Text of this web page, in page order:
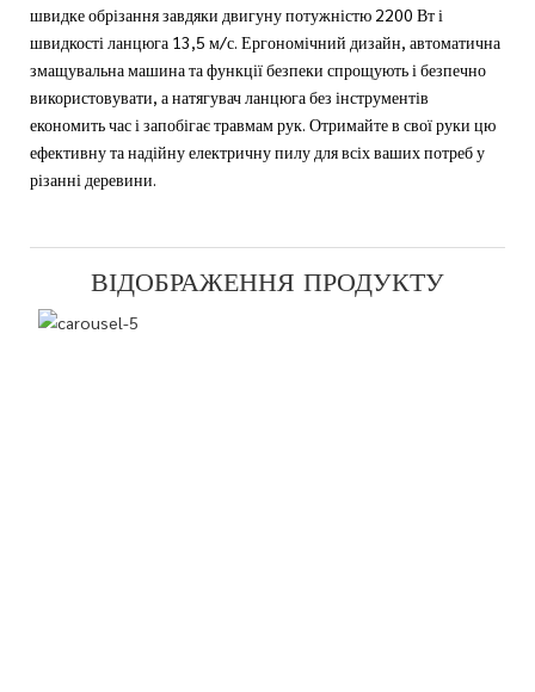
швидке обрізання завдяки двигуну потужністю 2200 Вт і
швидкості ланцюга 13,5 м/с. Ергономічний дизайн, автоматична
змащувальна машина та функції безпеки спрощують і безпечно
використовувати, а натягувач ланцюга без інструментів
економить час і запобігає травмам рук. Отримайте в свої руки цю
ефективну та надійну електричну пилу для всіх ваших потреб у
різанні деревини.
ВІДОБРАЖЕННЯ ПРОДУКТУ